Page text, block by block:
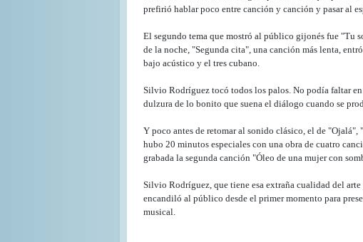
prefirió hablar poco entre canción y canción y pasar al
El segundo tema que mostró al público gijonés fue "Tu
de la noche, "Segunda cita", una canción más lenta,
bajo acústico y el tres cubano.
Silvio Rodríguez tocó todos los palos. No podía faltar
dulzura de lo bonito que suena el diálogo cuando se
Y poco antes de retomar al sonido clásico, el de
hubo 20 minutos especiales con una obra de cuatro
grabada la segunda canción "Óleo de una mujer con
Silvio Rodríguez, que tiene esa extraña cualidad del
encandiló al público desde el primer momento para
musical.